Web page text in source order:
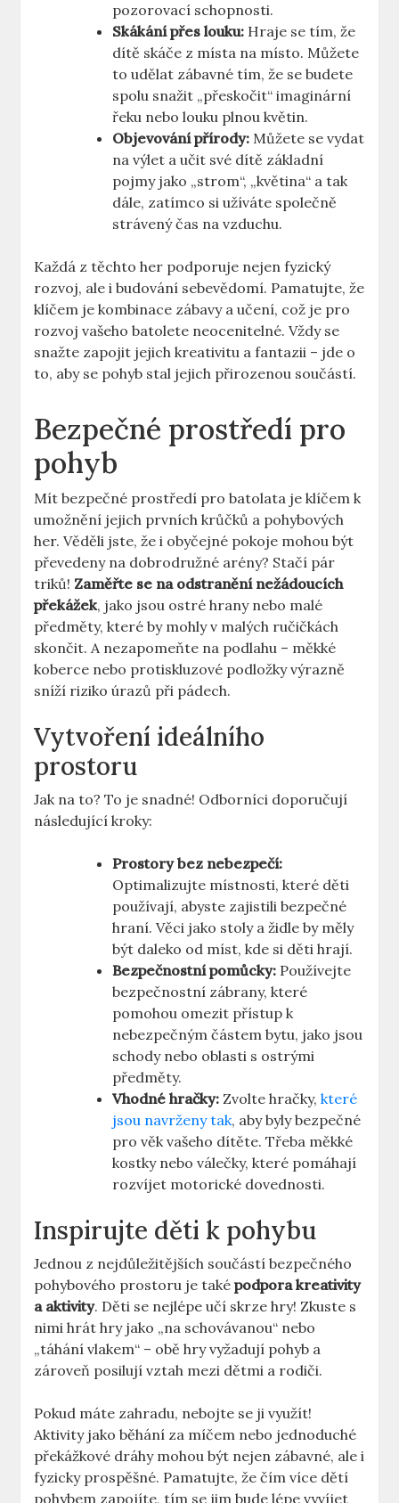
pozorovací schopnosti.
Skákání ⁣přes louku: ​Hraje se tím, že⁢
dítě skáče z místa na‌ místo. Můžete
⁤to udělat zábavné tím, že se budete
spolu snažit „přeskočit“ imaginární
řeku nebo louku plnou květin.
Objevování přírody: ​Můžete se vydat
na výlet a ⁤učit své dítě⁢ základní
pojmy ⁣jako ‍„strom“,⁤ „květina“ ​a tak ​
dále, zatímco ​si užíváte společně
strávený čas na vzduchu.
Každá z​ těchto her‌ podporuje nejen fyzický⁤
rozvoj, ale i budování sebevědomí. Pamatujte, ​že
klíčem ‌je ‌kombinace zábavy⁤ a učení, což je pro
rozvoj vašeho batolete neocenitelné. Vždy se
snažte zapojit ⁤jejich kreativitu a fantazii – jde o
to, aby se⁣ pohyb⁣ stal⁣ jejich přirozenou součástí.
Bezpečné prostředí pro
pohyb
Mít bezpečné⁣ prostředí pro batolata je klíčem k
umožnění⁤ jejich ⁣prvních‌ krůčků ‍a pohybových
her. Věděli jste, že i obyčejné⁢ pokoje mohou být
převedeny na dobrodružné ⁤arény? Stačí⁣ pár
triků! Zaměřte se⁢ na odstranění‌ nežádoucích
⁤překážek, jako jsou ostré ‌hrany nebo ‌malé
⁤předměty, které by mohly⁤ v malých ručičkách‌
skončit. A⁤ nezapomeňte ⁢na podlahu – měkké
koberce nebo protiskluzové podložky výrazně
sníží riziko‌ úrazů při pádech.
Vytvoření ‍ideálního
prostoru
Jak na ⁣to? To​ je snadné!⁣ Odborníci doporučují
následující kroky:
Prostory bez ‍nebezpečí:
⁤Optimalizujte ⁣místnosti,‍ které děti
‍používají, abyste zajistili⁤ bezpečné
hraní. Věci ⁤jako ⁢stoly a židle by měly
být daleko od míst,‌ kde ⁣si děti hrají.
Bezpečnostní pomůcky: Používejte
bezpečnostní ‍zábrany, které
pomohou omezit přístup k ​
nebezpečným částem bytu,⁤ jako jsou
⁢schody nebo ⁣oblasti s ostrými
předměty.
Vhodné hračky: Zvolte hračky,které
jsou navrženy tak, ​aby ‌byly bezpečné
pro věk vašeho ‍dítěte. Třeba ⁤měkké⁢
kostky nebo válečky, které ‍pomáhají
rozvíjet ⁤motorické dovednosti.
Inspirujte ⁤děti k⁣ pohybu
Jednou z nejdůležitějších součástí bezpečného
pohybového prostoru ⁢je​ taképodpora ⁤kreativity
a​ aktivity. Děti se nejlépe učí ​skrze‍ hry! Zkuste s
nimi​ hrát hry ‌jako „na schovávanou“ ‌nebo
„táhání vlakem“ – obě hry vyžadují ⁤pohyb ⁣a​
zároveň ​posilují vztah mezi dětmi​ a rodiči.
Pokud máte zahradu, nebojte se ji ​využít!
⁣Aktivity jako běhání za ⁢míčem nebo jednoduché
překážkové ⁢dráhy mohou ‍být⁤ nejen zábavné, ale ⁣i
fyzicky⁣ prospěšné. Pamatujte, že ‍čím více dětí
pohybem zapojíte, tím se jim ⁢bude lépe vyvíjet